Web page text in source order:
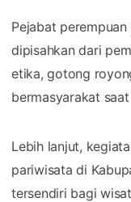
Pejabat
dipisahkan dari
etika, gotong
bermasyarakat
Lebih lanjut,
pariwisata di
tersendiri bagi